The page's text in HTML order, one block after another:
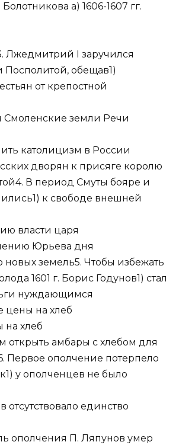
а) 1606-1607 гг.
Лжедмитрий I заручился
обещав1)
от крепостной
Смоленские земли Речи
католицизм в России
дворян к присяге королю
В период Смуты бояре и
к свободе внешней
власти царя
Юрьева дня
земель5. Чтобы избежать
1601 г. Борис Годунов1) стал
нуждающимся
цены на хлеб
на хлеб
открыть амбары с хлебом для
Первое ополчение потерпело
у ополченцев не было
отсутствовало единство
ополчения П. Ляпунов умер